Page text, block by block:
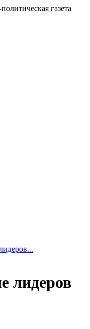
газета
лидеров